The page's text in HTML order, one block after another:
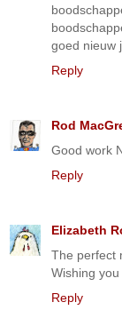
goed nieuw
Reply
Rod
Good work
Reply
Elizabeth
The perfect
Wishing
Reply